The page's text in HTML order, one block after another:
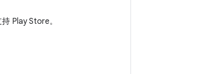
Play Store。